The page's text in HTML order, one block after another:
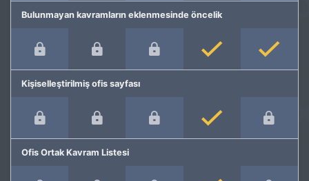
Bulunmayan kavramların eklenmesinde öncelik
Kişiselleştirilmiş ofis sayfası
Ofis Ortak Kavram Listesi